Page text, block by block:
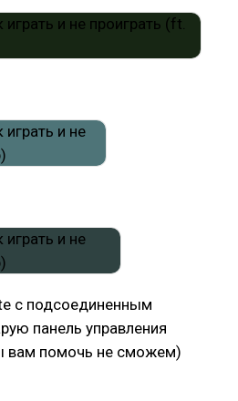
с подсоединенным
панель управления
вам помочь не сможем)